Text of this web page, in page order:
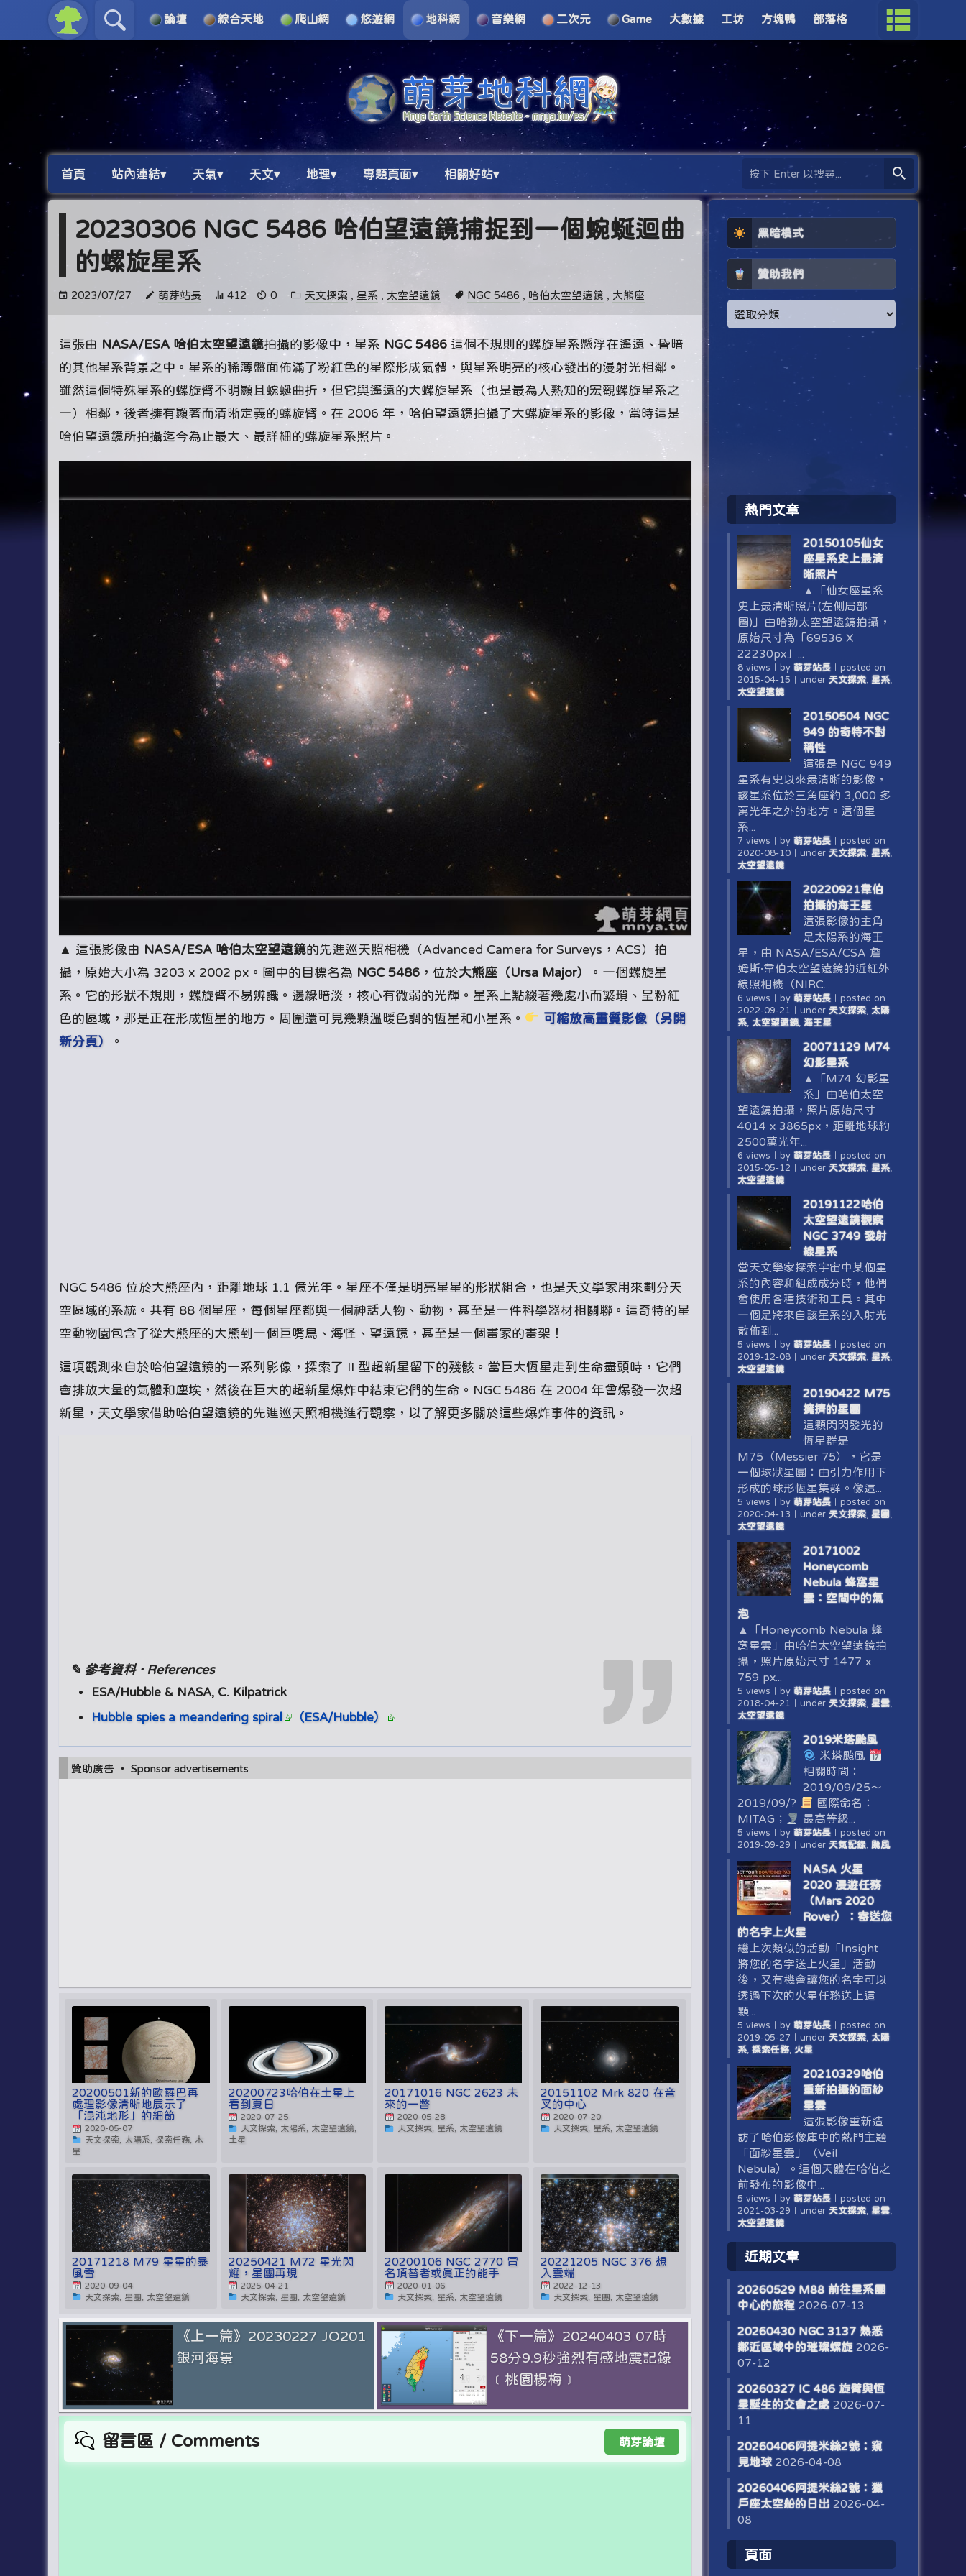
論壇 綜合天地 爬山網 悠遊網 地科網 音樂網 二次元 Game 大數據 工坊 方塊鴨 部落格
關於
首頁 站內連結▾ 天氣▾ 天文▾ 地理▾ 專題頁面▾ 相關好站▾
20230306 NGC 5486 哈伯望遠鏡捕捉到一個蜿蜒迴曲
的螺旋星系
2023/07/27 萌芽站長 412 0 天文探索 , 星系 , 太空望遠鏡 NGC 5486 , 哈伯太空望遠鏡 , 大熊座
這張由 NASA/ESA 哈伯太空望遠鏡拍攝的影像中，星系 NGC 5486 這個不規則的螺旋星系懸浮在遙遠、昏暗
的其他星系背景之中。星系的稀薄盤面佈滿了粉紅色的星際形成氣體，與星系明亮的核心發出的漫射光相鄰。
雖然這個特殊星系的螺旋臂不明顯且蜿蜒曲折，但它與遙遠的大螺旋星系（也是最為人熟知的宏觀螺旋星系之
一）相鄰，後者擁有顯著而清晰定義的螺旋臂。在 2006 年，哈伯望遠鏡拍攝了大螺旋星系的影像，當時這是
哈伯望遠鏡所拍攝迄今為止最大、最詳細的螺旋星系照片。
▲ 這張影像由 NASA/ESA 哈伯太空望遠鏡的先進巡天照相機（Advanced Camera for Surveys，ACS）拍
攝，原始大小為 3203 x 2002 px。圖中的目標名為 NGC 5486 ，位於大熊座（Ursa Major）
。一個螺旋星
系。它的形狀不規則，螺旋臂不易辨識。邊緣暗淡，核心有微弱的光輝。星系上點綴著幾處小而繁瑣、呈粉紅
色的區域，那是正在形成恆星的地方。周圍還可見幾顆溫暖色調的恆星和小星系。
可縮放高畫質影像（另開
新分頁）
。
NGC 5486 位於大熊座內，距離地球 1.1 億光年。星座不僅是明亮星星的形狀組合，也是天文學家用來劃分天
空區域的系統。共有 88 個星座，每個星座都與一個神話人物、動物，甚至是一件科學器材相關聯。這奇特的星
空動物園包含了從大熊座的大熊到一個巨嘴鳥、海怪、望遠鏡，甚至是一個畫家的畫架！
這項觀測來自於哈伯望遠鏡的一系列影像，探索了 II 型超新星留下的殘骸。當巨大恆星走到生命盡頭時，它們
會排放大量的氣體和塵埃，然後在巨大的超新星爆炸中結束它們的生命。NGC 5486 在 2004 年曾爆發一次超
新星，天文學家借助哈伯望遠鏡的先進巡天照相機進行觀察，以了解更多關於這些爆炸事件的資訊。
✎ 參考資料 · References
ESA/Hubble & NASA, C. Kilpatrick
Hubble spies a meandering spiral （ESA/Hubble）
贊助廣告 ‧ Sponsor advertisements
20200501新的歐羅巴再
處理影像清晰地展示了
「混沌地形」的細節
2020-05-07
天文探索, 太陽系, 探索任務, 木
星
20200723哈伯在土星上
看到夏日
2020-07-25
天文探索, 太陽系, 太空望遠鏡,
土星
20171016 NGC 2623 未
來的一瞥
2020-05-28
天文探索, 星系, 太空望遠鏡
20151102 Mrk 820 在音
叉的中心
2020-07-20
天文探索, 星系, 太空望遠鏡
20171218 M79 星星的暴
風雪
2020-09-04
天文探索, 星團, 太空望遠鏡
20250421 M72 星光閃
耀，星團再現
2025-04-21
天文探索, 星團, 太空望遠鏡
20200106 NGC 2770 冒
名頂替者或真正的能手
2020-01-06
天文探索, 星系, 太空望遠鏡
20221205 NGC 376 想
入雲端
2022-12-13
天文探索, 星團, 太空望遠鏡
《上一篇》20230227 JO201
銀河海景
《下一篇》20240403 07時
58分9.9秒強烈有感地震記錄
﹝桃園楊梅﹞
留言區 / Comments 萌芽論壇
黑暗模式
贊助我們
熱門文章
20150105仙女
座星系史上最清
晰照片
▲「仙女座星系
史上最清晰照片(左側局部
圖)」由哈勃太空望遠鏡拍攝，
原始尺寸為「69536 X
22230px」...
8 views by 萌芽站長｜ posted on
2015-04-15
under 天文探索, 星系,
太空望遠鏡
20150504 NGC
949 的奇特不對
稱性
這張是 NGC 949
星系有史以來最清晰的影像，
該星系位於三角座約 3,000 多
萬光年之外的地方。這個星
系...
7 views by 萌芽站長｜ posted on
2020-08-10｜ under 天文探索, 星系,
太空望遠鏡
20220921韋伯
拍攝的海王星
這張影像的主角
是太陽系的海王
星，由 NASA/ESA/CSA 詹
姆斯·韋伯太空望遠鏡的近紅外
線照相機（NIRC...
6 views by 萌芽站長｜ posted on
2022-09-21
under 天文探索, 太陽
系, 太空望遠鏡, 海王星
20071129 M74
幻影星系
▲「M74 幻影星
系」由哈伯太空
望遠鏡拍攝，照片原始尺寸
4014 x 3865px，距離地球約
2500萬光年...
6 views by 萌芽站長｜ posted on
2015-05-12
under 天文探索, 星系,
太空望遠鏡
20191122哈伯
太空望遠鏡觀察
NGC 3749 發射
線星系
當天文學家探索宇宙中某個星
系的內容和組成成分時，他們
會使用各種技術和工具。其中
一個是將來自該星系的入射光
散佈到...
5 views by 萌芽站長｜ posted on
2019-12-08｜ under 天文探索, 星系,
太空望遠鏡
20190422 M75
擁擠的星團
這顆閃閃發光的
恆星群是
M75（Messier 75），它是
一個球狀星團：由引力作用下
形成的球形恆星集群。像這...
5 views by 萌芽站長｜ posted on
2020-04-13
under 天文探索, 星團,
太空望遠鏡
20171002
Honeycomb
Nebula 蜂窩星
雲：空間中的氣
泡
▲「Honeycomb Nebula 蜂
窩星雲」由哈伯太空望遠鏡拍
攝，照片原始尺寸 1477 x
759 px...
5 views by 萌芽站長｜ posted on
2018-04-21
under 天文探索, 星雲,
太空望遠鏡
2019米塔颱風
米塔颱風
相關時間：
2019/09/25～
2019/09/?
國際命名：
MITAG；
最高等級...
5 views by 萌芽站長｜ posted on
2019-09-29
under 天氣記錄, 颱風
NASA 火星
2020 漫遊任務
（Mars 2020
Rover）：寄送您
的名字上火星
繼上次類似的活動「Insight
將您的名字送上火星」活動
後，又有機會讓您的名字可以
透過下次的火星任務送上這
顆...
5 views by 萌芽站長｜ posted on
2019-05-27
under 天文探索, 太陽
系, 探索任務, 火星
20210329哈伯
重新拍攝的面紗
星雲
這張影像重新造
訪了哈伯影像庫中的熱門主題
「面紗星雲」（Veil
Nebula）。這個天體在哈伯之
前發布的影像中...
5 views by 萌芽站長｜ posted on
2021-03-29
under 天文探索, 星雲,
太空望遠鏡
近期文章
20260529 M88 前往星系團
中心的旅程 2026-07-13
20260430 NGC 3137 熟悉
鄰近區域中的璀璨螺旋 2026-
07-12
20260327 IC 486 旋臂與恆
星誕生的交會之處 2026-07-
11
20260406阿提米絲2號：窺
見地球 2026-04-08
20260406阿提米絲2號：獵
戶座太空船的日出 2026-04-
08
頁面